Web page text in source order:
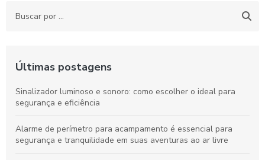
Últimas postagens
Sinalizador luminoso e sonoro: como escolher o ideal para
segurança e eficiência
Alarme de perímetro para acampamento é essencial para
segurança e tranquilidade em suas aventuras ao ar livre